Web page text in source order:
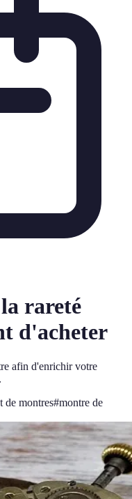
rareté
d'acheter
afin d'enrichir votre
de montres#montre de